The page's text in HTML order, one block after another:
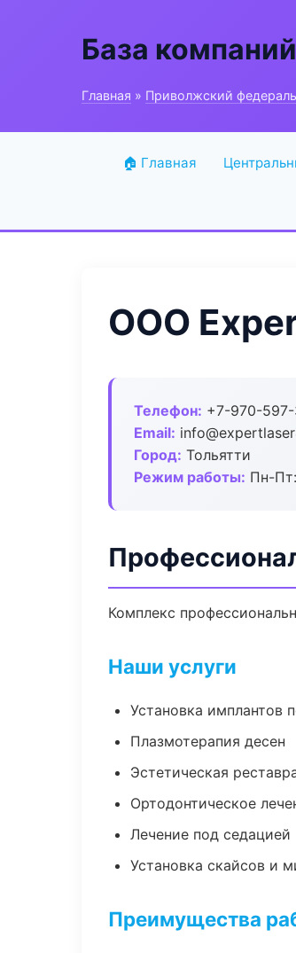
База компаний
Главная » Приволжский
🏠 Главная
ООО
Телефон: +7-970-
Email:
Город: Тольятти
Режим работы: Пн-
Комплекс
Наши услуги
Установка имплантов
Плазмотерапия десен
Эстетическая
Ортодонтическое
Лечение под седацией
Установка скайсов и
Преимущества